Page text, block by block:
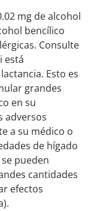
mg de alcohol
bencílico
Consulte
está
Esto es
grandes
en su
adversos
a su médico o
de hígado
pueden
cantidades
efectos